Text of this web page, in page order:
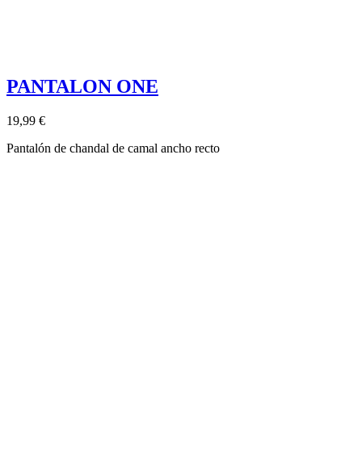
PANTALON ONE
19,99 €
Pantalón de chandal de camal ancho recto